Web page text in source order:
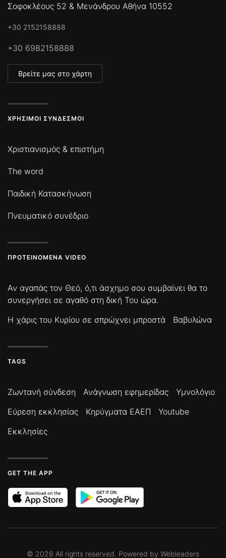
Σοφοκλέους 52 & Μενάνδρου Αθήνα 10552
+30 2152158888
+30 6982158888
Βρείτε μας στο χάρτη
ΧΡΉΣΙΜΟΙ ΣΎΝΔΕΣΜΟΙ
Χριστιανισμός & επιστήμη
The word
Παιδική Κατασκήνωση
Πνευματικό συνέδριο
ΠΡΟΤΕΙΝΌΜΕΝΑ VIDEO
Αν αγαπάς τον Θεό, ό,τι άσχημο σου συμβαίνει θα το
συνεργήσει σε αγαθό στη δική Του ώρα.
Η χάρις του Κυρίου σε σπρώχνει μπροστά
Βαβυλώνα
TAGS
Ζωντανή σύνδεση Ανάγνωση εφημερίδας
Υμνολόγιο
Εύρεση εκκλησίας
Κηρύγματα ΕΑΕΠ
Youtube
Εκκλησίες
GET THE APP
© 2026 All rights reserved. Powered by Webleaders